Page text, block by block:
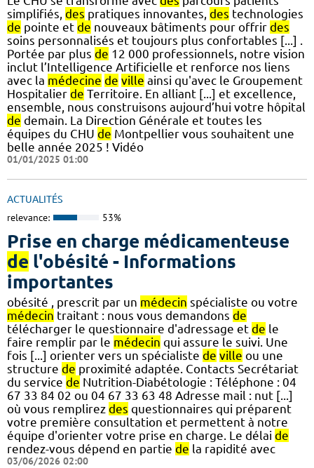
simplifiés, des pratiques innovantes, des technologies
de pointe et de nouveaux bâtiments pour offrir des
soins personnalisés et toujours plus confortables [...] .
Portée par plus de 12 000 professionnels, notre vision
inclut l’Intelligence Artificielle et renforce nos liens
avec la médecine de ville ainsi qu'avec le Groupement
Hospitalier de Territoire. En alliant [...] et excellence,
ensemble, nous construisons aujourd’hui votre hôpital
de demain. La Direction Générale et toutes les
équipes du CHU de Montpellier vous souhaitent une
belle année 2025 ! Vidéo
01/01/2025 01:00
ACTUALITÉS
relevance: 53%
Prise en charge médicamenteuse
de l'obésité - Informations
importantes
obésité , prescrit par un médecin spécialiste ou votre
médecin traitant : nous vous demandons de
télécharger le questionnaire d'adressage et de le
faire remplir par le médecin qui assure le suivi. Une
fois [...] orienter vers un spécialiste de ville ou une
structure de proximité adaptée. Contacts Secrétariat
du service de Nutrition-Diabétologie : Téléphone : 04
67 33 84 02 ou 04 67 33 63 48 Adresse mail : nut [...]
où vous remplirez des questionnaires qui préparent
votre première consultation et permettent à notre
équipe d'orienter votre prise en charge. Le délai de
rendez-vous dépend en partie de la rapidité avec
03/06/2026 02:00